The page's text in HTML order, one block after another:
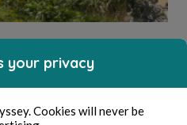
your privacy
Cookies will never be